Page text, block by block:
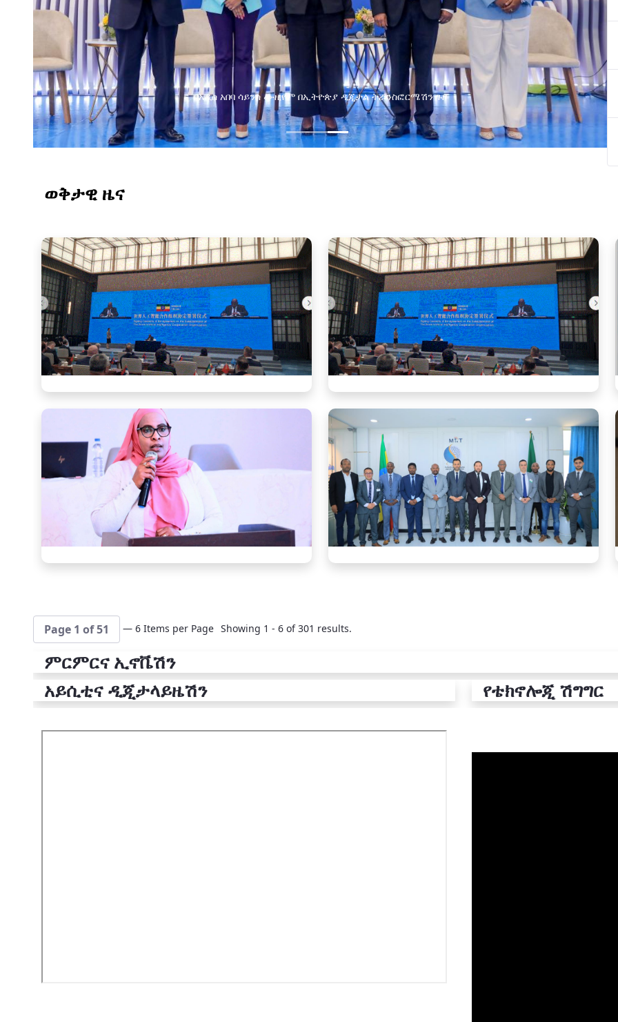
በአዲስ አበባ ሳይንስ ሙዚየም በኢትዮጵያ ዲጂታል ትራንስፎርሜሽን ጉዞ
ወቅታዊ ዜና
Page 1 of 51 — 6 Items per Page Showing 1 - 6 of 301 results.
ምርምርና ኢኖቬሽን
አይሲቲና ዲጂታላይዜሽን
የቴክኖሎጂ ሽግግር